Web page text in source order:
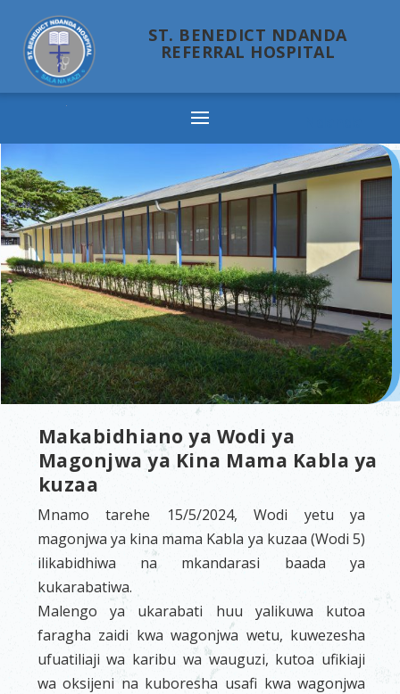
ST. BENEDICT NDANDA
REFERRAL HOSPITAL
Makabidhiano ya Wodi ya
Magonjwa ya Kina Mama Kabla ya
kuzaa
Mnamo tarehe 15/5/2024, Wodi yetu ya
magonjwa ya kina mama Kabla ya kuzaa (Wodi 5)
ilikabidhiwa na mkandarasi baada ya
kukarabatiwa.
Malengo ya ukarabati huu yalikuwa kutoa
faragha zaidi kwa wagonjwa wetu, kuwezesha
ufuatiliaji wa karibu wa wauguzi, kutoa ufikiaji
wa oksijeni na kuboresha usafi kwa wagonjwa